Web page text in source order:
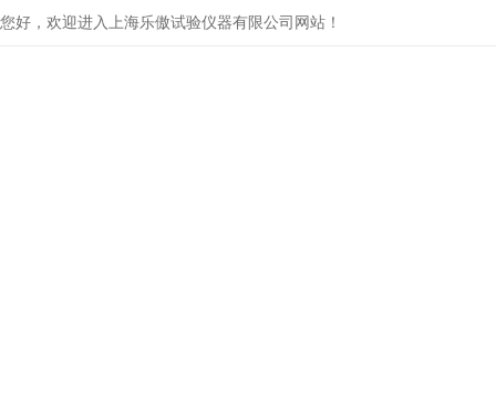
您好，欢迎进入上海乐傲试验仪器有限公司网站！